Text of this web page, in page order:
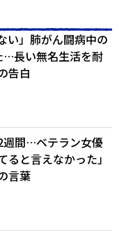
い」肺がん闘病中の
…長い無名生活を耐
告白
週間…ベテラン女優
と言えなかった」
言葉